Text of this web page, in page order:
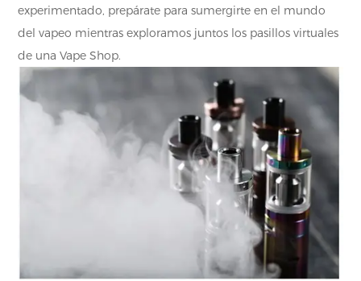
experimentado, prepárate para sumergirte en el mundo
del vapeo mientras exploramos juntos los pasillos virtuales
de una Vape Shop.